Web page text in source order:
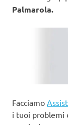
Palmarola.
Facciamo
i tuoi problemi